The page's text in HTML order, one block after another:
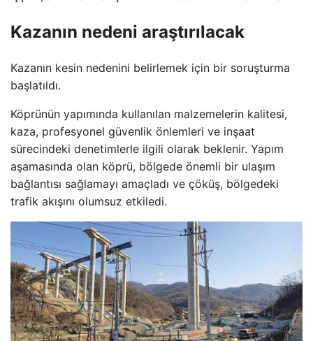
Kazanın nedeni araştırılacak
Kazanın kesin nedenini belirlemek için bir soruşturma
başlatıldı.
Köprünün yapımında kullanılan malzemelerin kalitesi,
kaza, profesyonel güvenlik önlemleri ve inşaat
sürecindeki denetimlerle ilgili olarak beklenir. Yapım
aşamasında olan köprü, bölgede önemli bir ulaşım
bağlantısı sağlamayı amaçladı ve çöküş, bölgedeki
trafik akışını olumsuz etkiledi.